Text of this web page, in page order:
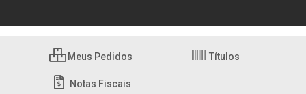
Meus Pedidos Títulos
Notas Fiscais